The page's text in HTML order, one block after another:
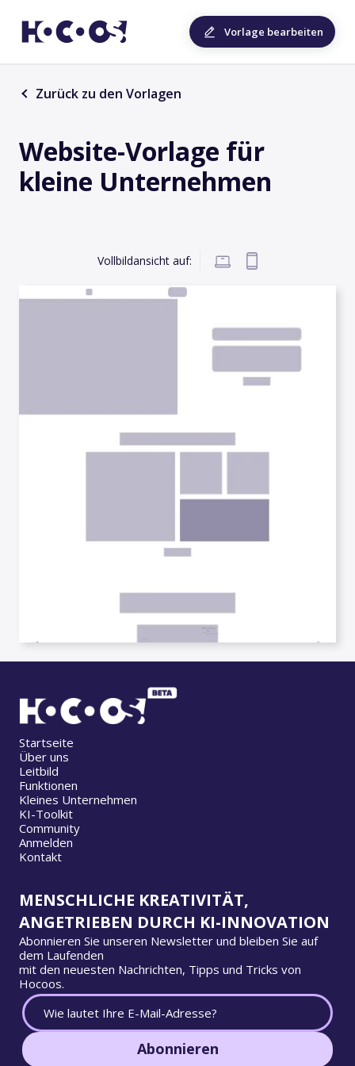
Vorlage bearbeiten
Zurück zu den Vorlagen
Website-Vorlage für
kleine Unternehmen
Vollbildansicht auf:
Startseite
Über uns
Leitbild
Funktionen
Kleines Unternehmen
KI-Toolkit
Community
Anmelden
Kontakt
MENSCHLICHE KREATIVITÄT,
ANGETRIEBEN DURCH KI-INNOVATION
Abonnieren Sie unseren Newsletter und bleiben Sie auf
dem Laufenden
mit den neuesten Nachrichten, Tipps und Tricks von
Hocoos.
Abonnieren